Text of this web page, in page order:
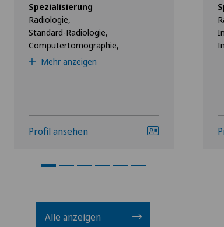
Spezialisierung
Radiologie,
Standard-Radiologie,
Computertomographie,
Mehr anzeigen
Profil ansehen
Alle anzeigen